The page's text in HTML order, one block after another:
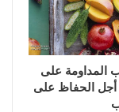
المداومة على
أجل الحفاظ على